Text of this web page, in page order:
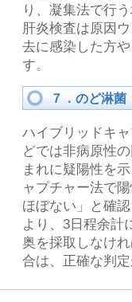
り、凝集法で行
肝炎検査は原因
去に感染した方
す。
７．のど淋
ハイブリッドキ
どでは非病原性
まれに疑陽性を
ャプチャー法で
ほぼない」と確
より、3日程余計
奥を採取しなけ
合は、正確な判